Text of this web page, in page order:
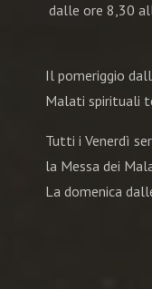
dalle ore 8,30
Il pomeriggio
Malati spirituali
Tutti i Venerdì
la Messa dei
La domenica